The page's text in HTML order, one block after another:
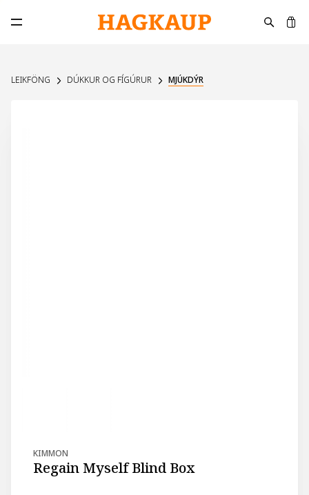
Opna aðalvalmynd
LEIKFÖNG DÚKKUR OG FÍGÚRUR MJÚKDÝR
KIMMON
Regain Myself Blind Box